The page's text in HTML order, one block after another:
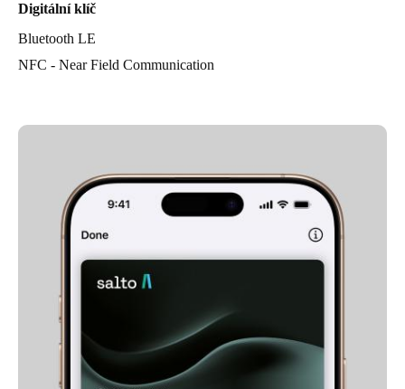
Digitální klíč
Bluetooth LE
NFC - Near Field Communication